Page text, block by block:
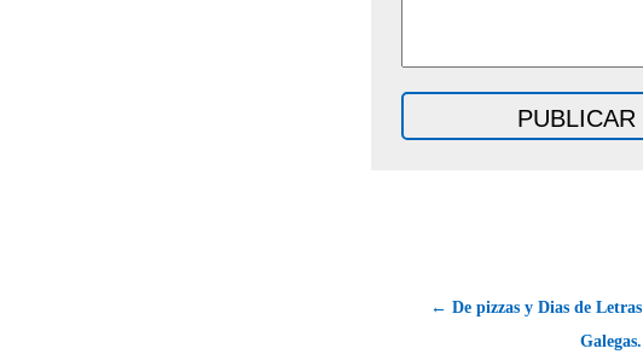
← De pizzas y Dias de Letras
Galegas.